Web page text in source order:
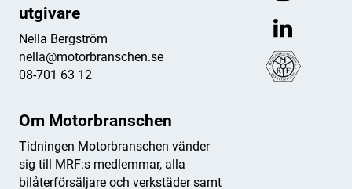
Om Motorbranschen
Tidningen Motorbranschen vänder
sig till MRF:s medlemmar, alla
bilåterförsäljare och verkstäder samt
utgivare
Nella Bergström
nella@motorbranschen.se
08-701 63 12